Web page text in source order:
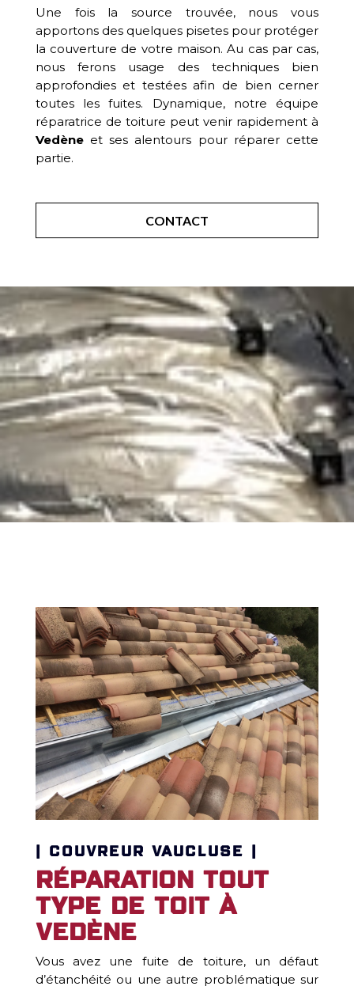
Une fois la source trouvée, nous vous
apportons des quelques pisetes pour protéger
la couverture de votre maison. Au cas par cas,
nous ferons usage des techniques bien
approfondies et testées afin de bien cerner
toutes les fuites. Dynamique, notre équipe
réparatrice de toiture peut venir rapidement à
Vedèneet ses alentours pour réparer cette
partie.
CONTACT
| COUVREUR VAUCLUSE |
Réparation tout
type de toit à
Vedène
Vous avez une fuite de toiture, un défaut
d’étanchéité ou une autre problématique sur